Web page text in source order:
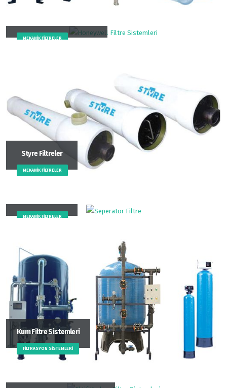
MEKANIK FILTRELER
Styre Filtreler
MEKANIK FILTRELER
MEKANIK FILTRELER
Kum Filtre Sistemleri
FILTRASYON SISTEMLERI